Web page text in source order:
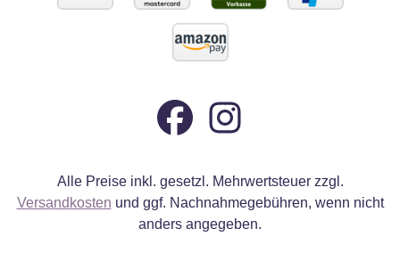
Alle Preise inkl. gesetzl. Mehrwertsteuer zzgl.
Versandkosten und ggf. Nachnahmegebühren, wenn nicht
anders angegeben.